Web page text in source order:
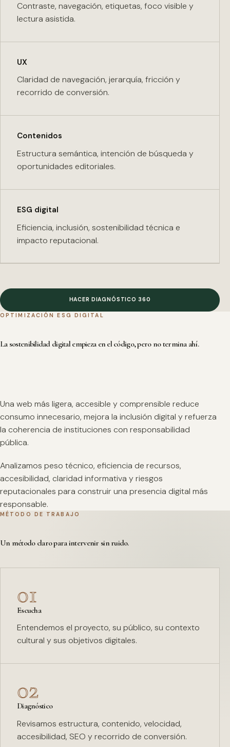
Contraste, navegación, etiquetas, foco visible y
lectura asistida.
UX
Claridad de navegación, jerarquía, fricción y
recorrido de conversión.
Contenidos
Estructura semántica, intención de búsqueda y
oportunidades editoriales.
ESG digital
Eficiencia, inclusión, sostenibilidad técnica e
impacto reputacional.
HACER DIAGNÓSTICO 360
OPTIMIZACIÓN ESG DIGITAL
La sostenibilidad digital empieza en el código, pero no termina ahí.
Una web más ligera, accesible y comprensible reduce
consumo innecesario, mejora la inclusión digital y refuerza
la coherencia de instituciones con responsabilidad
pública.
Analizamos peso técnico, eficiencia de recursos,
accesibilidad, claridad informativa y riesgos
reputacionales para construir una presencia digital más
responsable.
MÉTODO DE TRABAJO
Un método claro para intervenir sin ruido.
01
Escucha
Entendemos el proyecto, su público, su contexto
cultural y sus objetivos digitales.
02
Diagnóstico
Revisamos estructura, contenido, velocidad,
accesibilidad, SEO y recorrido de conversión.